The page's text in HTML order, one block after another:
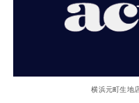
元
横浜元町生地